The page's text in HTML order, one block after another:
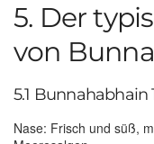
5. Der
von
5.1 Bunnahabhain
Nase: Frisch und süß,